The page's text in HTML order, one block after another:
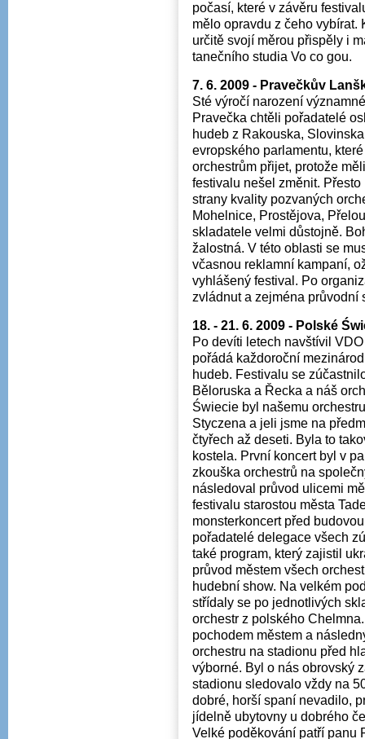
počasí, které v závěru
mělo opravdu z čeho
určitě svojí měrou přispěly i
tanečního studia Vo co gou.
7. 6. 2009 - Pravečkův
Sté výročí narození
Pravečka chtěli pořadatelé
hudeb z Rakouska,
evropského parlamentu,
orchestrům přijet, protože
festivalu nešel změnit.
strany kvality pozvaných
Mohelnice, Prostějova,
skladatele velmi důstojně.
žalostná. V této oblasti se
včasnou reklamní kampaní,
vyhlášený festival. Po
zvládnut a zejména průvodní
18. - 21. 6. 2009 - Polské
Po devíti letech navštívil
pořádá každoroční
hudeb. Festivalu se
Běloruska a Řecka a náš
Świecie byl našemu
Styczena a jeli jsme na
čtyřech až deseti. Byla to
kostela. První koncert byl v
zkouška orchestrů na
následoval průvod ulicemi
festivalu starostou města
monsterkoncert před
pořadatelé delegace všech
také program, který zajistil
průvod městem všech
hudební show. Na velkém
střídaly se po jednotlivých
orchestr z polského
pochodem městem a
orchestru na stadionu před
výborné. Byl o nás obrovský
stadionu sledovalo vždy na
dobré, horší spaní nevadilo,
jídelně ubytovny u dobrého
Velké poděkování patří panu